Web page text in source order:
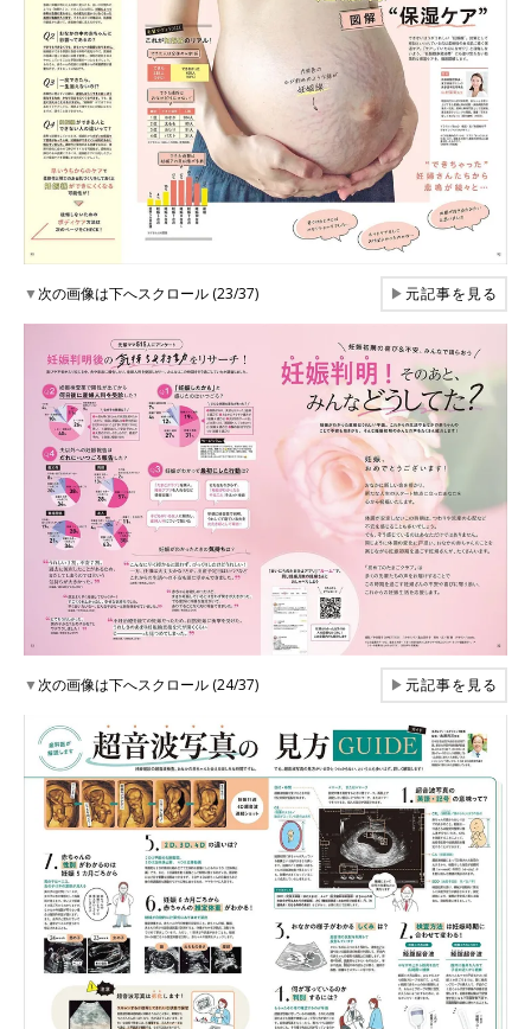
▼次の画像は下へスクロール (23/37) ▶元記事を見る
▼次の画像は下へスクロール (24/37) ▶元記事を見る